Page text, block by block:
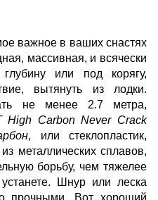
в ваших снастях
массивная, и всячески
или под корягу,
вытянуть из лодки.
не менее 2.7 метра,
High Carbon Never Crack
, или стеклопластик,
металлических сплавов,
борьбу, чем тяжелее
Шнур или леска
прочными. Вот хороший